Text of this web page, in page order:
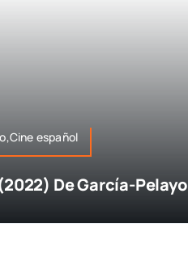
español
De García-Pelayo